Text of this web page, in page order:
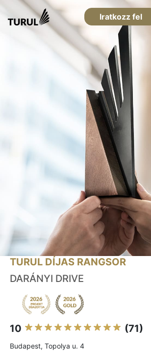
Iratkozz fel
TURUL DÍJAS RANGSOR
DARÁNYI DRIVE
10 (71)
Budapest, Topolya u. 4